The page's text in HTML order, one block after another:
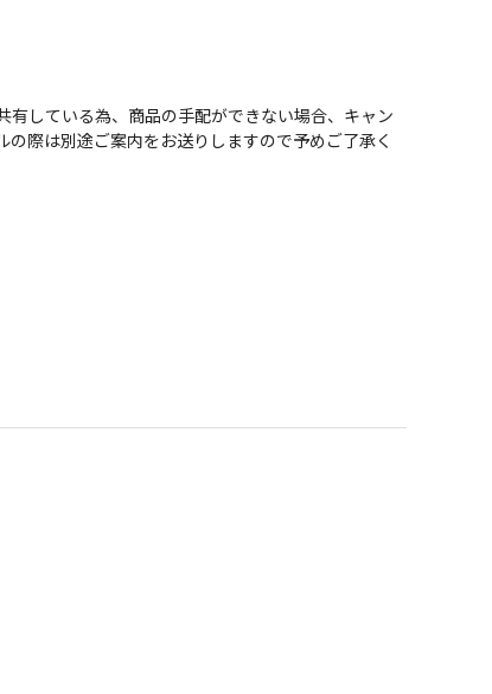
している為、商品の手配ができない場合、キャン
際は別途ご案内をお送りしますので予めご了承く